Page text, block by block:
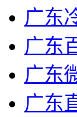
广东
广东
广东
广东